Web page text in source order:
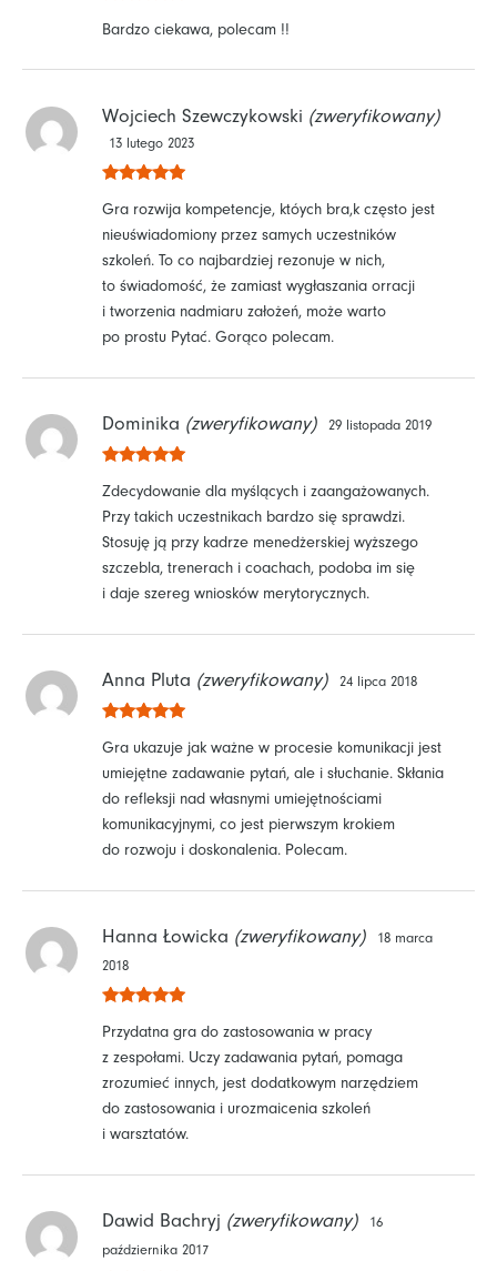
na 5
Bardzo ciekawa, polecam !!
na 5
Wojciech Szewczykowski (zweryfikowany)
13 lutego 2023
Gra rozwija kompetencje, któych bra,k często jest
nieuświadomiony przez samych uczestników
szkoleń. To co najbardziej rezonuje w nich,
to świadomość, że zamiast wygłaszania orracji
i tworzenia nadmiaru założeń, może warto
po prostu Pytać. Gorąco polecam.
na 5
Dominika (zweryfikowany) 29 listopada 2019
Zdecydowanie dla myślących i zaangażowanych.
Przy takich uczestnikach bardzo się sprawdzi.
Stosuję ją przy kadrze menedżerskiej wyższego
szczebla, trenerach i coachach, podoba im się
i daje szereg wniosków merytorycznych.
na 5
Anna Pluta (zweryfikowany) 24 lipca 2018
Gra ukazuje jak ważne w procesie komunikacji jest
umiejętne zadawanie pytań, ale i słuchanie. Skłania
do refleksji nad własnymi umiejętnościami
komunikacyjnymi, co jest pierwszym krokiem
do rozwoju i doskonalenia. Polecam.
na 5
Hanna Łowicka (zweryfikowany)
18 marca
2018
Przydatna gra do zastosowania w pracy
z zespołami. Uczy zadawania pytań, pomaga
zrozumieć innych, jest dodatkowym narzędziem
do zastosowania i urozmaicenia szkoleń
i warsztatów.
Dawid Bachryj (zweryfikowany)
16
października 2017